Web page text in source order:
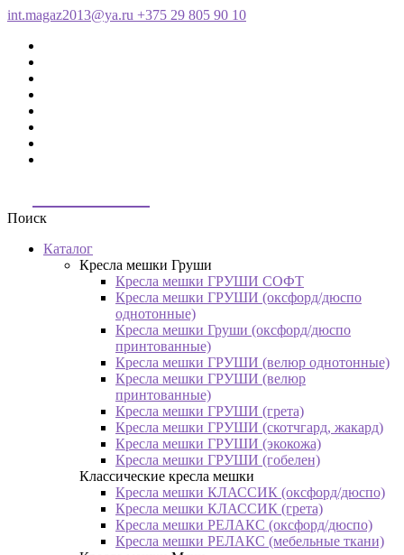
int.magaz2013@ya.ru +375 29 805 90 10
Поиск
Каталог
Кресла мешки Груши
Кресла мешки ГРУШИ СОФТ
Кресла мешки ГРУШИ (оксфорд/дюспо
однотонные)
Кресла мешки Груши (оксфорд/дюспо
принтованные)
Кресла мешки ГРУШИ (велюр однотонные)
Кресла мешки ГРУШИ (велюр
принтованные)
Кресла мешки ГРУШИ (грета)
Кресла мешки ГРУШИ (скотчгард, жакард)
Кресла мешки ГРУШИ (экокожа)
Кресла мешки ГРУШИ (гобелен)
Классические кресла мешки
Кресла мешки КЛАССИК (оксфорд/дюспо)
Кресла мешки КЛАССИК (грета)
Креслa мешки РЕЛАКС (оксфорд/дюспо)
Креслa мешки РЕЛАКС (мебельные ткани)